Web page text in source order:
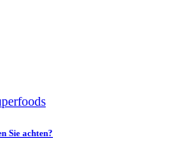
Sie achten?